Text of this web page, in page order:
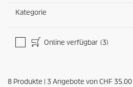
Kategorie
Online verfügbar (3)
8 Produkte | 3 Angebote vonCHF 35.00